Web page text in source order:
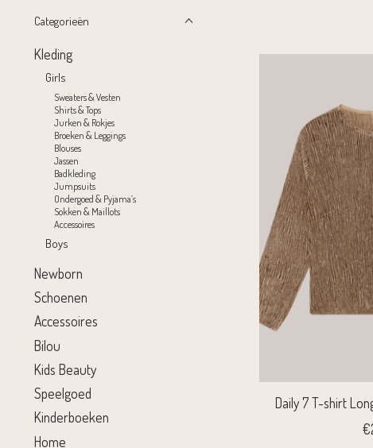
Categorieën
Kleding
Girls
Sweaters & Vesten
Shirts & Tops
Jurken & Rokjes
Broeken & Leggings
Blouses
Jassen
Badkleding
Jumpsuits
Ondergoed & Pyjama’s
Sokken & Maillots
Accessoires
Boys
Newborn
Schoenen
Accessoires
Bilou
Kids Beauty
Speelgoed
Kinderboeken
Home
Daily 7 T-shirt